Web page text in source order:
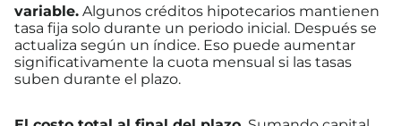
variable. Algunos créditos hipotecarios mantienen
tasa fija solo durante un periodo inicial. Después se
actualiza según un índice. Eso puede aumentar
significativamente la cuota mensual si las tasas
suben durante el plazo.